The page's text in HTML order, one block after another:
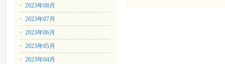
2023年08月
2023年07月
2023年06月
2023年05月
2023年04月